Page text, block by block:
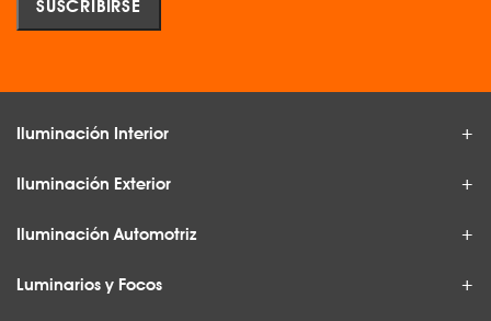
Iluminación Interior
Iluminación Exterior
Iluminación Automotriz
Luminarios y Focos